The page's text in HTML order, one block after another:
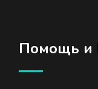
Помощь и